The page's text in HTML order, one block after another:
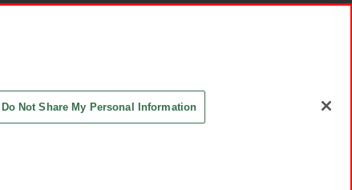
Do Not Share My Personal Information